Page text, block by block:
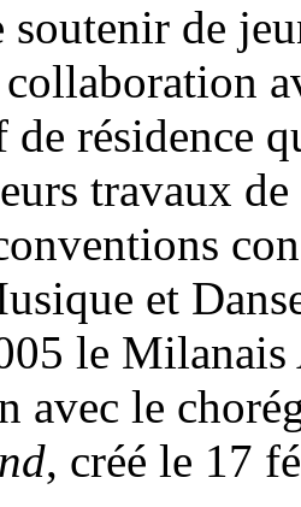
soutenir de
résidence
travaux
et
le
avec le
, créé le 17